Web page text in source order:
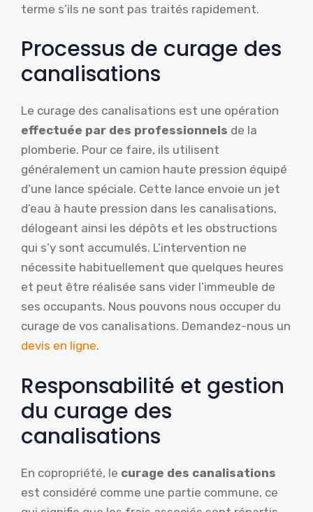
terme s’ils ne sont pas traités rapidement.
Processus de curage des
canalisations
Le curage des canalisations est une opération
effectuée par des professionnels de la
plomberie. Pour ce faire, ils utilisent
généralement un camion haute pression équipé
d’une lance spéciale. Cette lance envoie un jet
d’eau à haute pression dans les canalisations,
délogeant ainsi les dépôts et les obstructions
qui s’y sont accumulés. L’intervention ne
nécessite habituellement que quelques heures
et peut être réalisée sans vider l’immeuble de
ses occupants. Nous pouvons nous occuper du
curage de vos canalisations. Demandez-nous un
devis en ligne.
Responsabilité et gestion
du curage des
canalisations
En copropriété, le curage des canalisations
est considéré comme une partie commune, ce